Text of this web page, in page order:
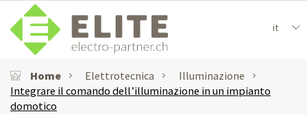
it
Home Elettrotecnica
Illuminazione
Integrare il comando dell’illuminazione in un impianto
domotico